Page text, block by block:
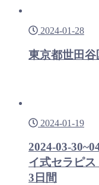
2024-01-28
東京都世田谷
2024-01-19
2024-03-
イ式セラピ
3日間